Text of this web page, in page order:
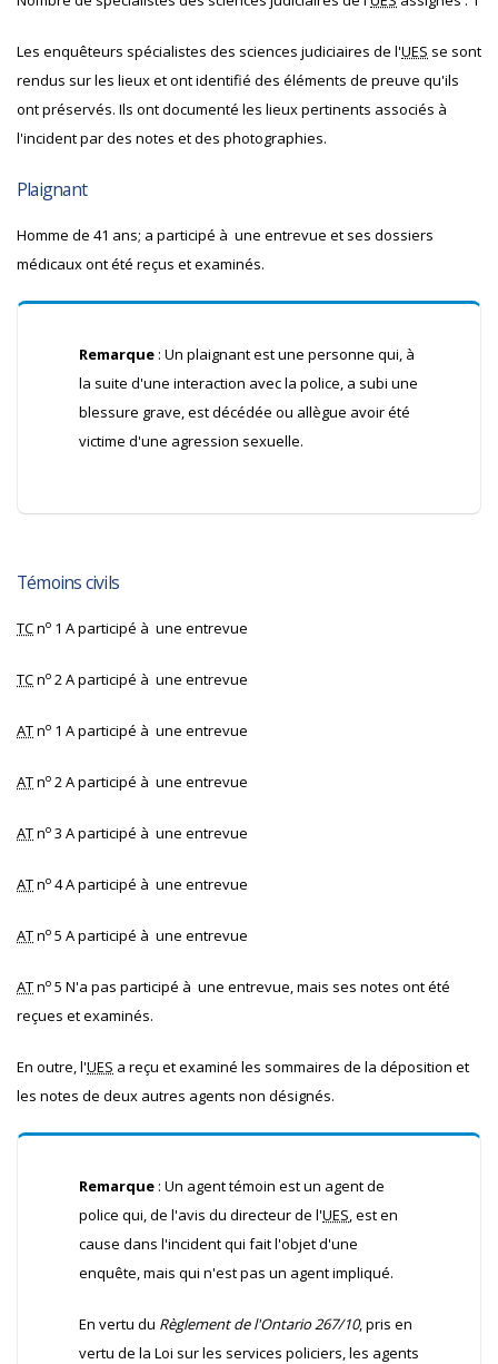
Les enquêteurs spécialistes des sciences judiciaires de l'UES se sont
rendus sur les lieux et ont identifié des éléments de preuve qu'ils
ont préservés. Ils ont documenté les lieux pertinents associés à
l'incident par des notes et des photographies.
Plaignant
Homme de 41 ans; a participé à une entrevue et ses dossiers
médicaux ont été reçus et examinés.
Remarque : Un plaignant est une personne qui, à
la suite d'une interaction avec la police, a subi une
blessure grave, est décédée ou allègue avoir été
victime d'une agression sexuelle.
Témoins civils
TCno 1 A participé à une entrevue
TCno 2 A participé à une entrevue
ATno 1 A participé à une entrevue
ATno 2 A participé à une entrevue
ATno 3 A participé à une entrevue
ATno 4 A participé à une entrevue
ATno 5 A participé à une entrevue
ATno 5 N'a pas participé à une entrevue, mais ses notes ont été
reçues et examinés.
En outre, l'UES a reçu et examiné les sommaires de la déposition et
les notes de deux autres agents non désignés.
Remarque : Un agent témoin est un agent de
police qui, de l'avis du directeur de l'UES, est en
cause dans l'incident qui fait l'objet d'une
enquête, mais qui n'est pas un agent impliqué.
En vertu du Règlement de l'Ontario 267/10, pris en
vertu de la Loi sur les services policiers, les agents